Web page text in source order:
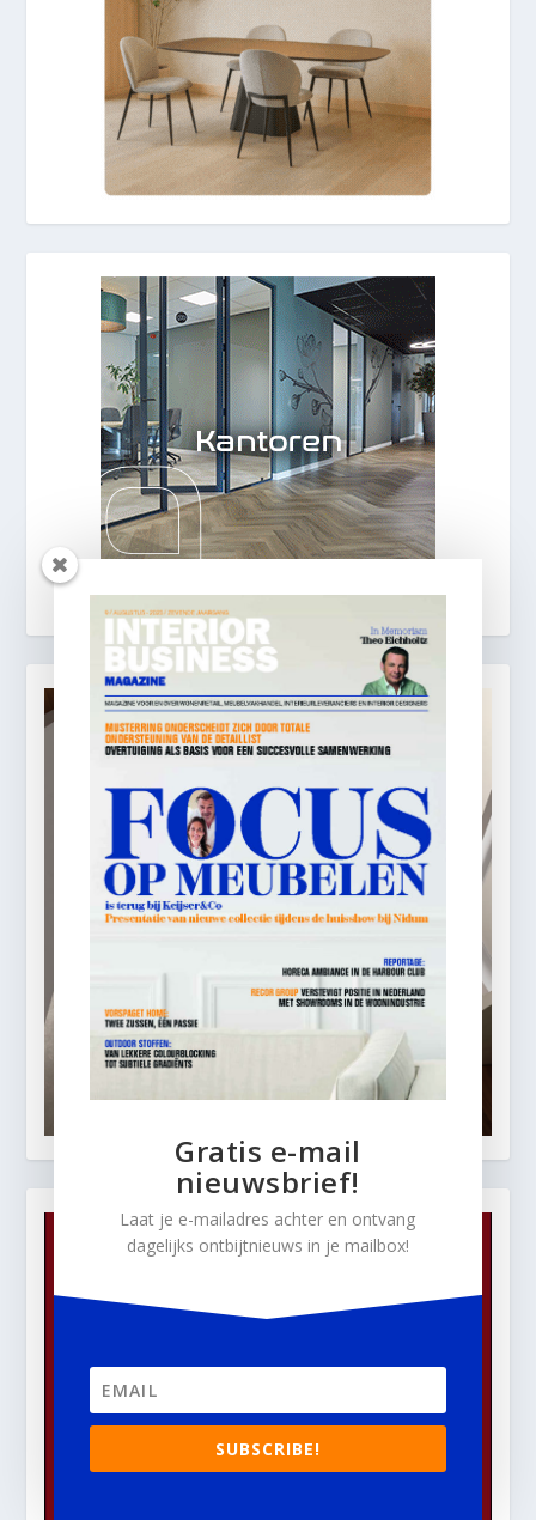
Gratis e-mail
nieuwsbrief!
Laat je e-mailadres achter en ontvang
dagelijks ontbijtnieuws in je mailbox!
SUBSCRIBE!